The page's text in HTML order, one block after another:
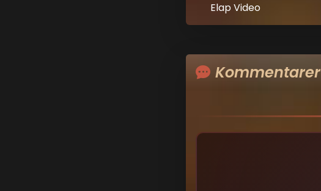
Elap Video
Kommentarer